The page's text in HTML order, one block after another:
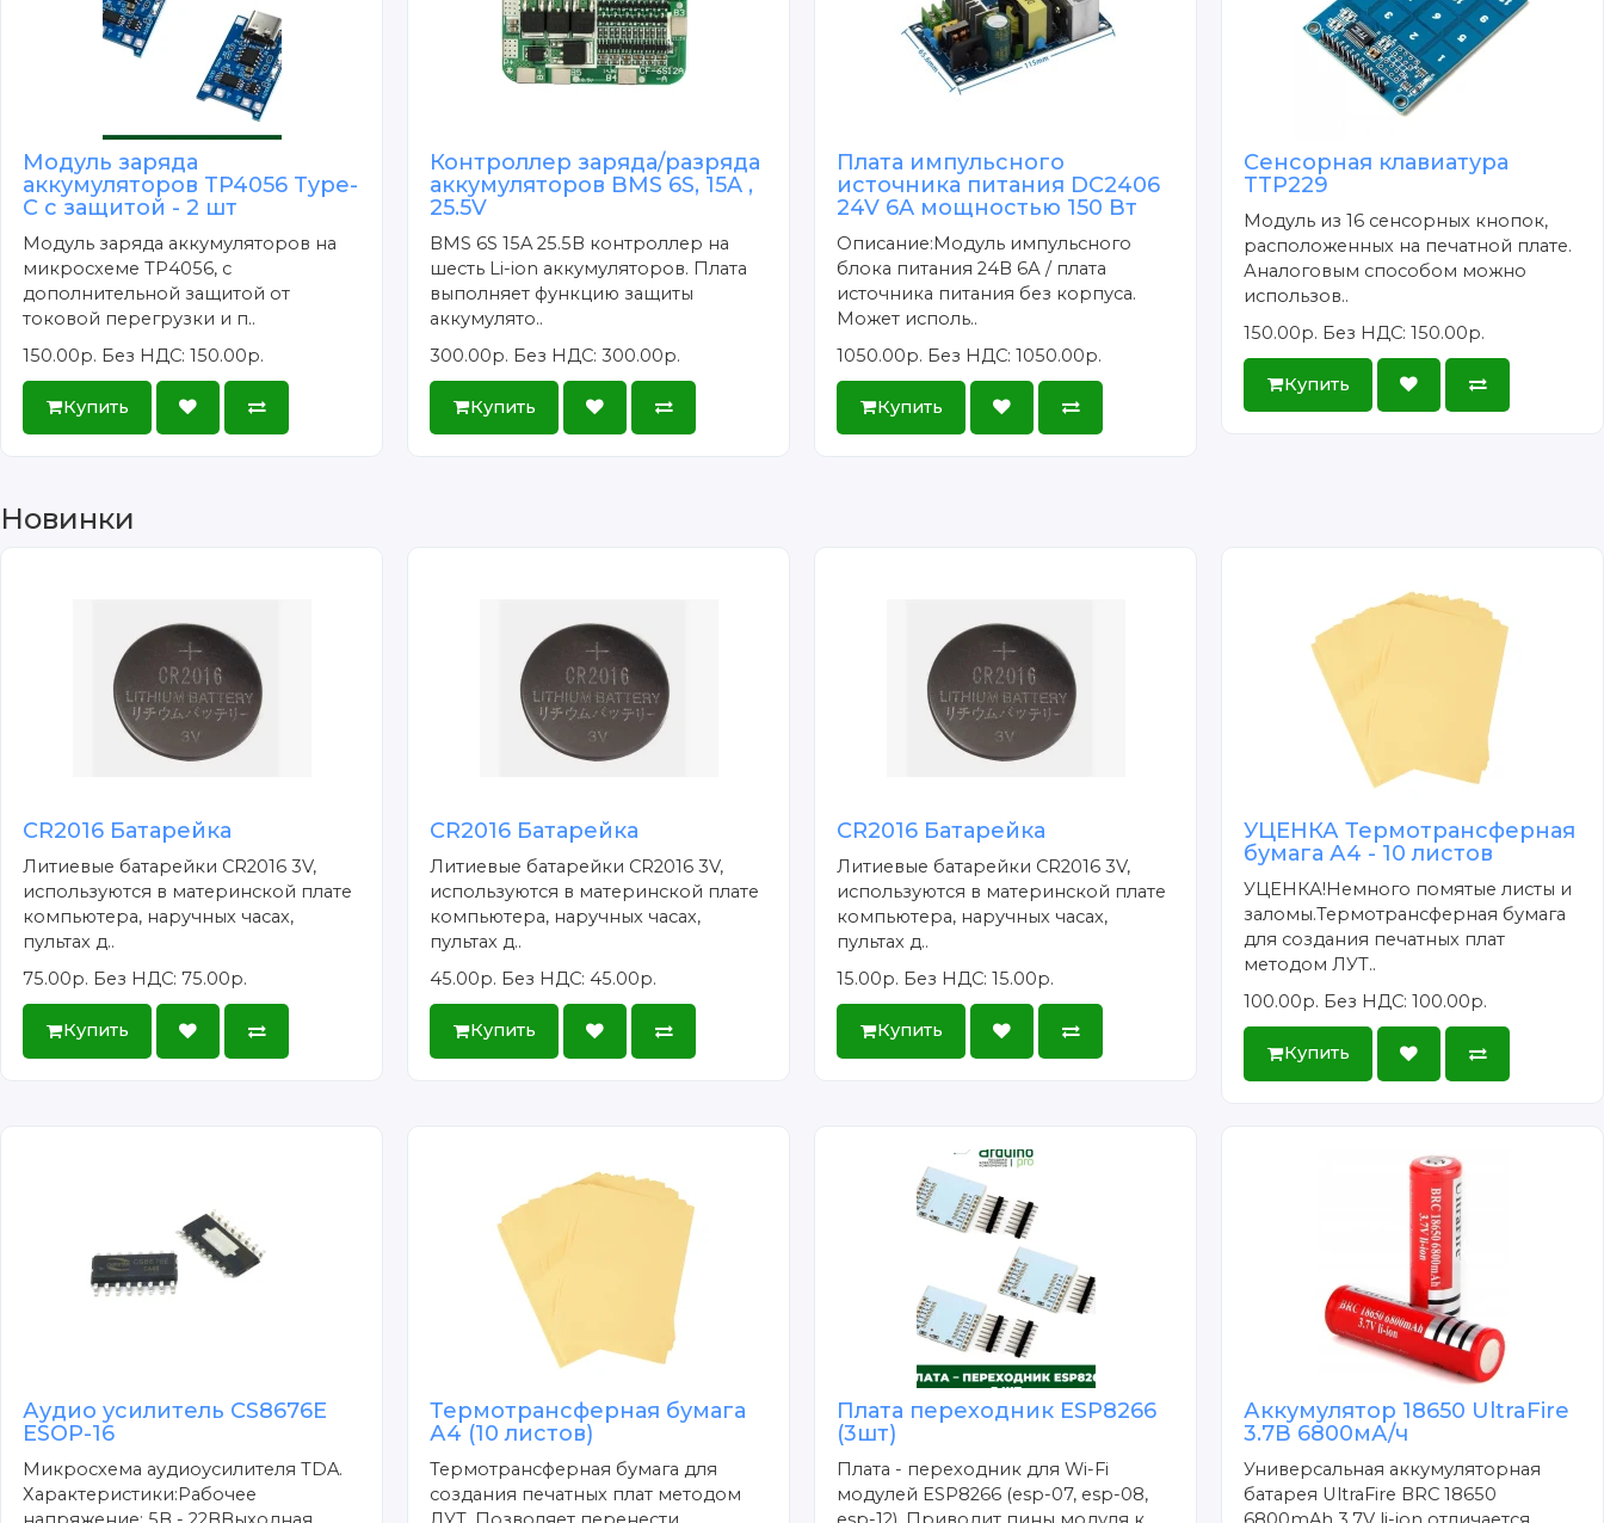
Модуль заряда
аккумуляторов TP4056 Type-
C с защитой - 2 шт
Модуль заряда аккумуляторов на
микросхеме TP4056, с
дополнительной защитой от
токовой перегрузки и п..
150.00р. Без НДС: 150.00р.
Купить
Контроллер заряда/разряда
аккумуляторов BMS 6S, 15A ,
25.5V
BMS 6S 15A 25.5В контроллер на
шесть Li-ion аккумуляторов. Плата
выполняет функцию защиты
аккумулято..
300.00р. Без НДС: 300.00р.
Купить
Плата импульсного
источника питания DC2406
24V 6A мощностью 150 Вт
Описание:Модуль импульсного
блока питания 24В 6А / плата
источника питания без корпуса.
Может исполь..
1050.00р. Без НДС: 1050.00р.
Купить
Сенсорная клавиатура
TTP229
Модуль из 16 сенсорных кнопок,
расположенных на печатной плате.
Аналоговым способом можно
использов..
150.00р. Без НДС: 150.00р.
Купить
Новинки
CR2016 Батарейка
Литиевые батарейки CR2016 3V,
используются в материнской плате
компьютера, наручных часах,
пультах д..
75.00р. Без НДС: 75.00р.
Купить
CR2016 Батарейка
Литиевые батарейки CR2016 3V,
используются в материнской плате
компьютера, наручных часах,
пультах д..
45.00р. Без НДС: 45.00р.
Купить
CR2016 Батарейка
Литиевые батарейки CR2016 3V,
используются в материнской плате
компьютера, наручных часах,
пультах д..
15.00р. Без НДС: 15.00р.
Купить
УЦЕНКА Термотрансферная
бумага А4 - 10 листов
УЦЕНКА!Немного помятые листы и
заломы.Термотрансферная бумага
для создания печатных плат
методом ЛУТ..
100.00р. Без НДС: 100.00р.
Купить
Аудио усилитель CS8676E
ESOP-16
Микросхема аудиоусилителя TDA.
Характеристики:Рабочее
Термотрансферная бумага
А4 (10 листов)
Термотрансферная бумага для
создания печатных плат методом
Плата переходник ESP8266
(3шт)
Плата - переходник для Wi-Fi
модулей ESP8266 (esp-07, esp-08,
Аккумулятор 18650 UltraFire
3.7В 6800мА/ч
Универсальная аккумуляторная
батарея UltraFire BRC 18650